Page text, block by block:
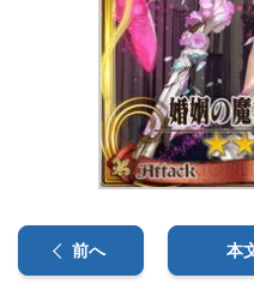
前へ 本